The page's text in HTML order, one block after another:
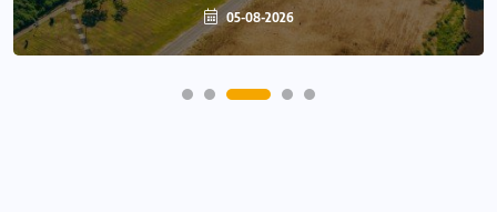
05-08-2026
05-08-2026